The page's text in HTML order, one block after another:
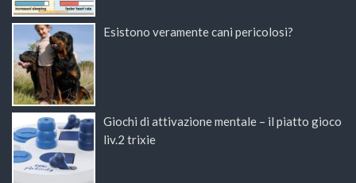
Esistono veramente cani pericolosi?
Giochi di attivazione mentale – il piatto gioco
liv.2 trixie